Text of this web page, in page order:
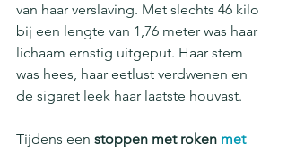
van haar verslaving. Met slechts 46 kilo
bij een lengte van 1,76 meter was haar
lichaam ernstig uitgeput. Haar stem
was hees, haar eetlust verdwenen en
de sigaret leek haar laatste houvast.
Tijdens een stoppen met roken met